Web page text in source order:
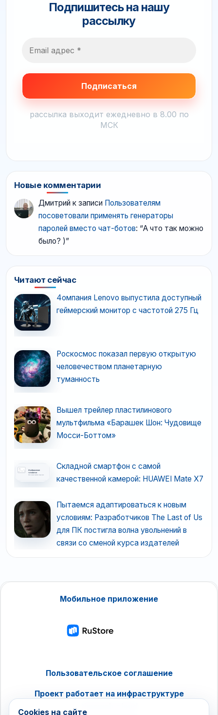
Подпишитесь на нашу
рассылку
рассылка выходит ежедневно в 8.00 по
МСК
Новые комментарии
Дмитрий к записи Пользователям
посоветовали применять генераторы
паролей вместо чат-ботов: “А что так можно
было? )”
Читают сейчас
4омпания Lenovo выпустила доступный
геймерский монитор с частотой 275 Гц
Роскосмос показал первую открытую
человечеством планетарную
туманность
Вышел трейлер пластилинового
мультфильма «Барашек Шон: Чудовище
Мосси-Боттом»
Складной смартфон с самой
качественной камерой: HUAWEI Mate X7
Пытаемся адаптироваться к новым
условиям: Разработчиков The Last of Us
для ПК постигла волна увольнений в
связи со сменой курса издателей
Мобильное приложение
Пользовательское соглашение
Проект работает на инфраструктуре
Cookies на сайте